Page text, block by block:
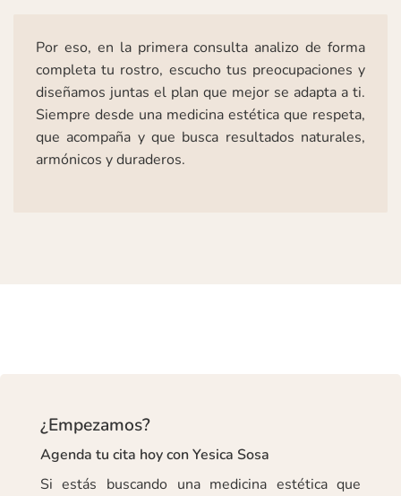
Por eso, en la primera consulta analizo de forma
completa tu rostro, escucho tus preocupaciones y
diseñamos juntas el plan que mejor se adapta a ti.
Siempre desde una medicina estética que respeta,
que acompaña y que busca resultados naturales,
armónicos y duraderos.
¿Empezamos?
Agenda tu cita hoy con Yesica Sosa
Si estás buscando una medicina estética que